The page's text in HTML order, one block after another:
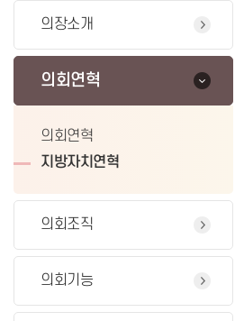
의장소개
의회연혁
의회연혁
지방자치연혁
의회조직
의회기능